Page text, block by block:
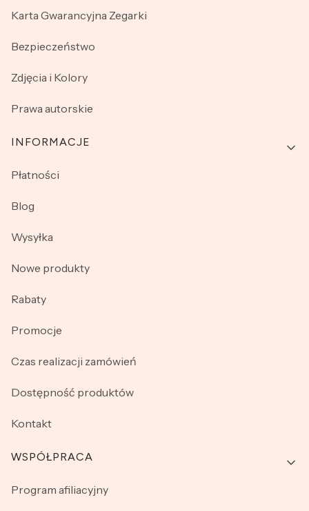
Karta Gwarancyjna Zegarki
Bezpieczeństwo
Zdjęcia i Kolory
Prawa autorskie
INFORMACJE
Płatności
Blog
Wysyłka
Nowe produkty
Rabaty
Promocje
Czas realizacji zamówień
Dostępność produktów
Kontakt
WSPÓŁPRACA
Program afiliacyjny